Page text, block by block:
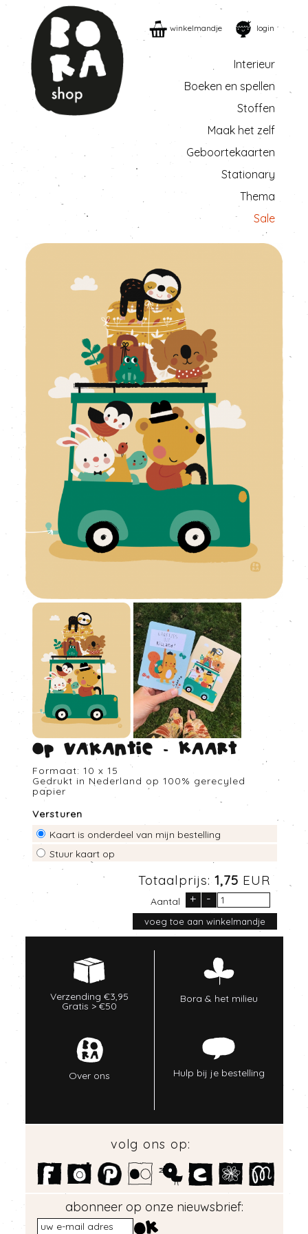
winkelmandje login
Interieur
Boeken en spellen
Stoffen
Maak het zelf
Geboortekaarten
Stationary
Thema
Sale
Op vakantie - Kaart
Formaat: 10 x 15
Gedrukt in Nederland op 100% gerecyled
papier
Versturen
Kaart is onderdeel van mijn bestelling
Stuur kaart op
Totaalprijs: 1,75 EUR
Aantal + -
Verzending €3,95
Gratis > €50
Bora & het milieu
Over ons Hulp bij je bestelling
volg ons op:
abonneer op onze nieuwsbrief: